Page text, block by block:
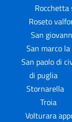
Roseto
San
San marco
San paolo di
di puglia
Stornarella
Troia
Volturara